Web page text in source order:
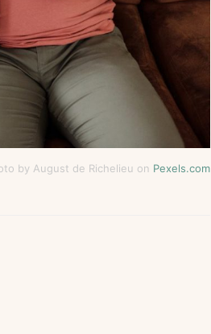
by August de Richelieu on Pexels.com